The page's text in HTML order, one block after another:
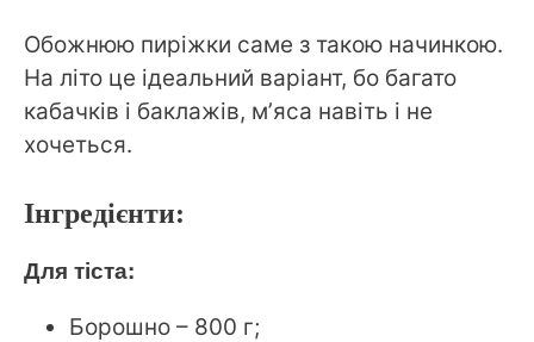
Обожнюю пиріжки саме з такою начинкою.
На літо це ідеальний варіант, бо багато
кабачків і баклажів, мʼяса навіть і не
хочеться.
Інгредієнти:
Для тіста:
Борошно – 800 г;